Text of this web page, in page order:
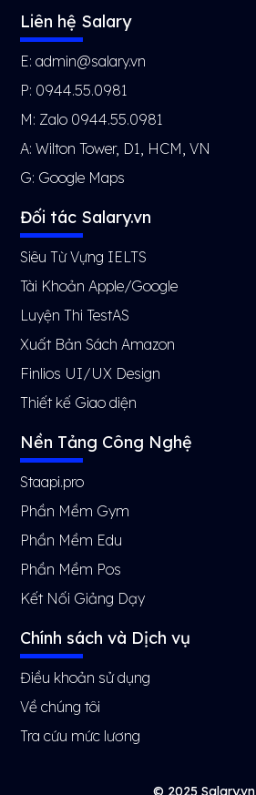
Liên hệ Salary
E: admin@salary.vn
P: 0944.55.0981
M: Zalo 0944.55.0981
A: Wilton Tower, D1, HCM, VN
G: Google Maps
Đối tác Salary.vn
Siêu Từ Vựng IELTS
Tài Khoản Apple/Google
Luyện Thi TestAS
Xuất Bản Sách Amazon
Finlios UI/UX Design
Thiết kế Giao diện
Nền Tảng Công Nghệ
Staapi.pro
Phần Mềm Gym
Phần Mềm Edu
Phần Mềm Pos
Kết Nối Giảng Dạy
Chính sách và Dịch vụ
Điều khoản sử dụng
Về chúng tôi
Tra cứu mức lương
© 2025 Salary.vn